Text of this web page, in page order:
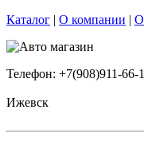
Каталог | О компании |
Телефон: +7(908)911-66-
Ижевск